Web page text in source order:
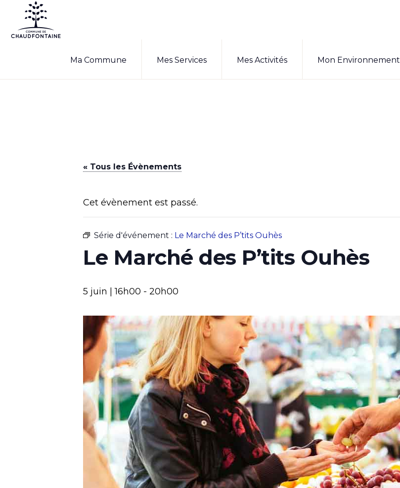
Passer
Passer
contenu
CHAUDFONTAINE
de
Ma Commune Mes Services Mes Activités Mon Environnement
« Tous les Évènements
Cet évènement est passé.
Série d'événement : Le Marché des P’tits Ouhès
Le Marché des P’tits Ouhès
5 juin | 16h00 - 20h00